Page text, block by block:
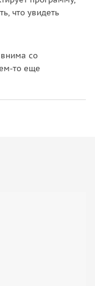
что увидеть
со
то еще